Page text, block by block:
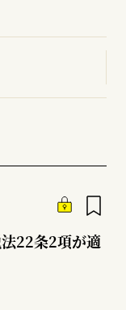
22条2項が適